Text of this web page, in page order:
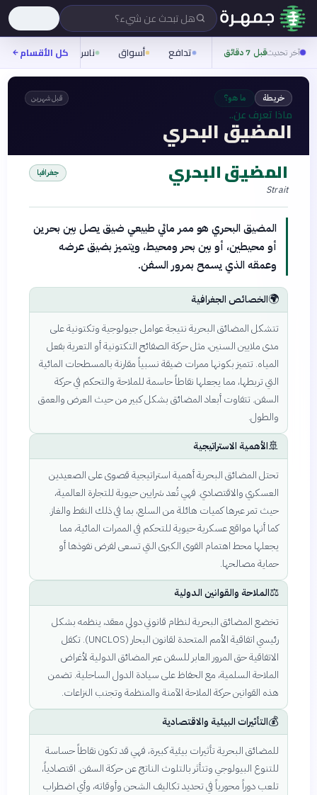
هل تبحث عن شيء؟
آخر تحديثقبل 7 دقائق تدافع أسواق ناس روح
كل الأقسام
خريطة ما هو؟ قبل شهرين
ماذا تعرف عن..
المضيق البحري
المضيق البحري
Strait
جغرافيا
المضيق البحري هو ممر مائي طبيعي ضيق يصل بين بحرين
أو محيطين، أو بين بحر ومحيط، ويتميز بضيق عرضه
وعمقه الذي يسمح بمرور السفن.
🌍الخصائص الجغرافية
تتشكل المضائق البحرية نتيجة عوامل جيولوجية وتكتونية على
مدى ملايين السنين، مثل حركة الصفائح التكتونية أو التعرية بفعل
المياه. تتميز بكونها ممرات ضيقة نسبياً مقارنة بالمسطحات المائية
التي تربطها، مما يجعلها نقاطاً حاسمة للملاحة والتحكم في حركة
السفن. تتفاوت أبعاد المضائق بشكل كبير من حيث العرض والعمق
والطول.
🚢الأهمية الاستراتيجية
تحتل المضائق البحرية أهمية استراتيجية قصوى على الصعيدين
العسكري والاقتصادي. فهي تُعد شرايين حيوية للتجارة العالمية،
حيث تمر عبرها كميات هائلة من السلع، بما في ذلك النفط والغاز.
كما أنها مواقع عسكرية حيوية للتحكم في الممرات المائية، مما
يجعلها محط اهتمام القوى الكبرى التي تسعى لفرض نفوذها أو
حماية مصالحها.
⚖️الملاحة والقوانين الدولية
تخضع المضائق البحرية لنظام قانوني دولي معقد، ينظمه بشكل
رئيسي اتفاقية الأمم المتحدة لقانون البحار (UNCLOS). تكفل
الاتفاقية حق المرور العابر للسفن عبر المضائق الدولية لأغراض
الملاحة السلمية، مع الحفاظ على سيادة الدول الساحلية. تضمن
هذه القوانين حركة الملاحة الآمنة والمنظمة وتجنب النزاعات.
💰التأثيرات البيئية والاقتصادية
للمضائق البحرية تأثيرات بيئية كبيرة، فهي قد تكون نقاطاً حساسة
للتنوع البيولوجي وتتأثر بالتلوث الناتج عن حركة السفن. اقتصادياً،
تلعب دوراً محورياً في تحديد تكاليف الشحن وأوقاته، وأي اضطراب